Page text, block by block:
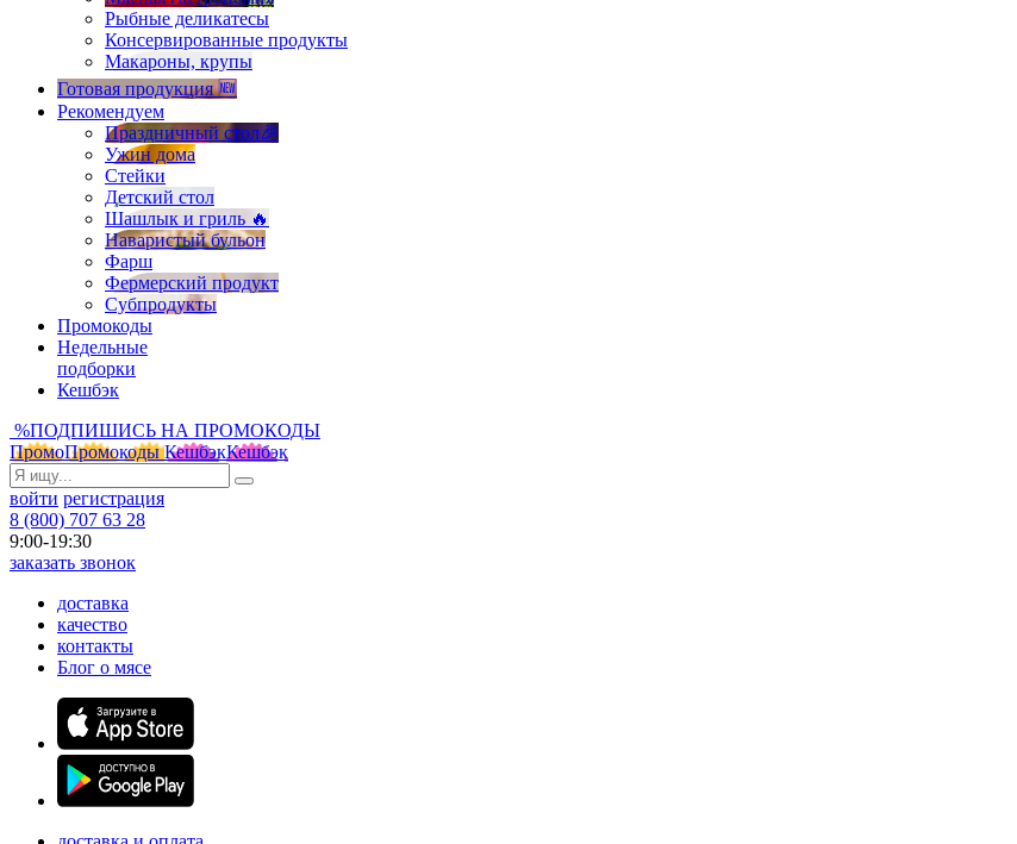
Рыбные деликатесы
Консервированные продукты
Макароны, крупы
Готовая продукция 🆕
Рекомендуем
Праздничный стол🎉
Ужин дома
Стейки
Детский стол
Шашлык и гриль 🔥
Наваристый бульон
Фарш
Фермерский продукт
Субпродукты
Промокоды
Недельные
подборки
Кешбэк
%ПОДПИШИСЬ НА ПРОМОКОДЫ
ПромоПромокоды КешбэкКешбэк
войти регистрация
8 (800) 707 63 28
9:00-19:30
заказать звонок
доставка
качество
контакты
Блог о мясе